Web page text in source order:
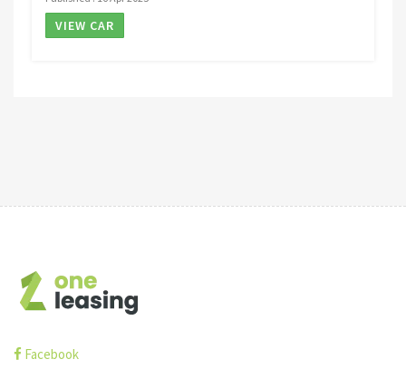
VIEW CAR
Facebook